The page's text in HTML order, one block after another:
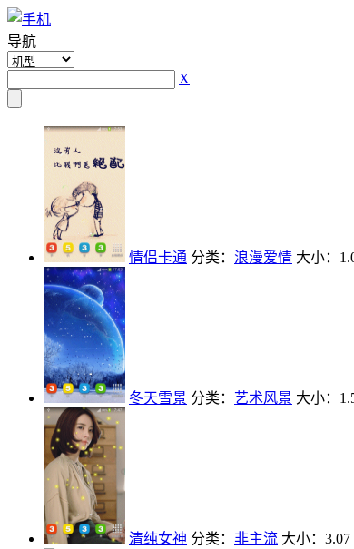
导航
X
情侣卡通 分类： 浪漫爱情 大小：
冬天雪景 分类： 艺术风景 大小：
清纯女神 分类： 非主流 大小：3.07